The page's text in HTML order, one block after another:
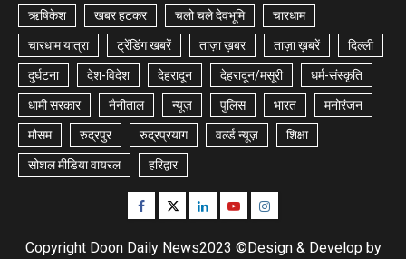
ऋषिकेश खबर हटकर चलो चले देवभूमि चारधाम
चारधाम यात्रा ट्रेंडिंग खबरें ताज़ा ख़बर ताज़ा ख़बरें दिल्ली
दुर्घटना देश-विदेश देहरादून देहरादून/मसूरी धर्म-संस्कृति
धामी सरकार नैनीताल न्यूज़ पुलिस भारत मनोरंजन
मौसम रुद्रपुर रुद्रप्रयाग वर्ल्ड न्यूज़ शिक्षा
सोशल मीडिया वायरल हरिद्वार
Facebook
TwitterLinkedinYoutubeInstagram
Copyright Doon Daily News2023 ©Design & Develop by